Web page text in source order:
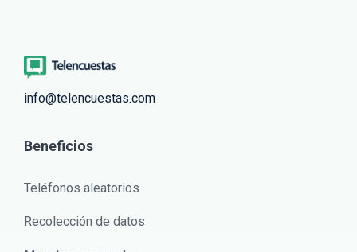
info@telencuestas.com
Beneficios
Teléfonos aleatorios
Recolección de datos